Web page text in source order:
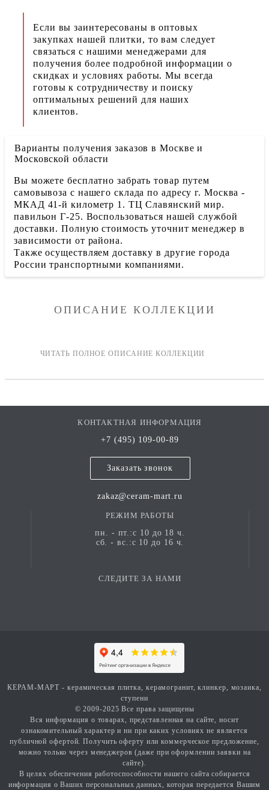
Если вы заинтересованы в оптовых
закупках нашей плитки, то вам следует
связаться с нашими менеджерами для
получения более подробной информации о
скидках и условиях работы. Мы всегда
готовы к сотрудничеству и поиску
оптимальных решений для наших
клиентов.
Варианты получения заказов в Москве и
Московской области
Вы можете бесплатно забрать товар путем
самовывоза с нашего склада по адресу г. Москва -
МКАД 41-й километр 1. ТЦ Славянский мир.
павильон Г-25. Воспользоваться нашей службой
доставки. Полную стоимость уточнит менеджер в
зависимости от района.
Также осуществляем доставку в другие города
России транспортными компаниями.
ОПИСАНИЕ КОЛЛЕКЦИИ
КОНТАКТНАЯ ИНФОРМАЦИЯ
+7 (495) 109-00-89
Заказать звонок
zakaz@ceram-mart.ru
РЕЖИМ РАБОТЫ
пн. - пт.:с 10 до 18 ч.
сб. - вс.:с 10 до 16 ч.
СЛЕДИТЕ ЗА НАМИ
КЕРАМ-МАРТ - керамическая плитка, керамогранит, клинкер, мозаика,
ступени
© 2009-2025 Все права защищены
Вся информация о товарах, представленная на сайте, носит
ознакомительный характер и ни при каких условиях не является
публичной офертой. Получить оферту или коммерческое предложение,
можно только через менеджеров (даже при оформлении заявки на
сайте).
В целях обеспечения работоспособности нашего сайта собирается
информация о Ваших персональных данных, которая передается Вашим